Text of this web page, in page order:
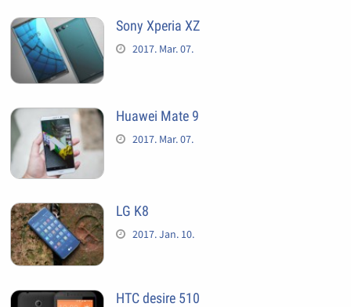
Sony Xperia XZ
2017. Mar. 07.
Huawei Mate 9
2017. Mar. 07.
LG K8
2017. Jan. 10.
HTC desire 510